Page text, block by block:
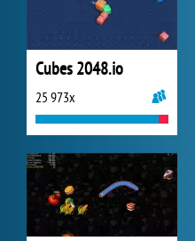
Cubes 2048.io
25 973x